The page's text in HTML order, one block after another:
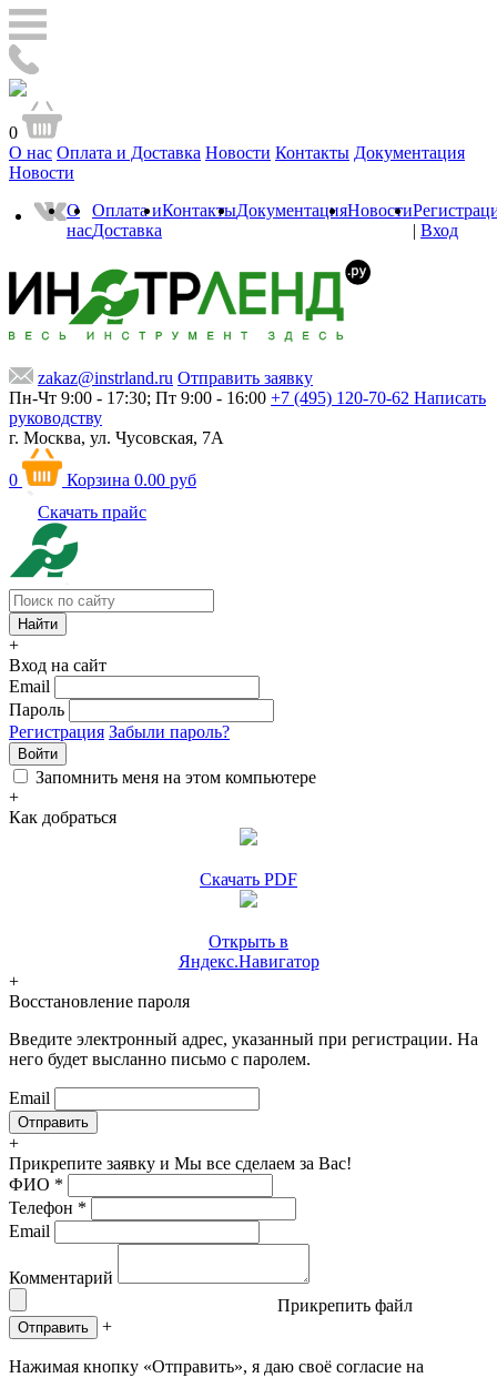
0
О нас Оплата и Доставка Новости Контакты Документация
Новости
О
нас
Оплата и
Доставка
КонтактыДокументацияНовости
| Вход
zakaz@instrland.ru Отправить заявку
Пн-Чт 9:00 - 17:30; Пт 9:00 - 16:00 +7 (495) 120-70-62 Написать
руководству
г. Москва, ул. Чусовская, 7А
0 Корзина 0.00 руб
Скачать прайс
+
Вход на сайт
Email
Пароль
Регистрация Забыли пароль?
Войти
Запомнить меня на этом компьютере
+
Как добраться
Скачать PDF
Открыть в
Яндекс.Навигатор
+
Восстановление пароля
Введите электронный адрес, указанный при регистрации. На
него будет высланно письмо с паролем.
Email
+
Прикрепите заявку и Мы все сделаем за Вас!
ФИО *
Телефон *
Email
Комментарий
Прикрепить файл
Отправить +
Нажимая кнопку «Отправить», я даю своё согласие на